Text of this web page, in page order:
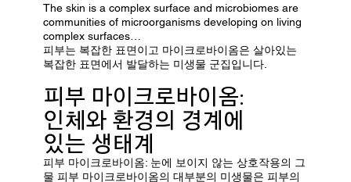
The skin is a complex surface and microbiomes are
communities of microorganisms developing on living
complex surfaces…
피부는 복잡한 표면이고 마이크로바이옴은 살아있는
복잡한 표면에서 발달하는 미생물 군집입니다.
피부 마이크로바이옴:
인체와 환경의 경계에
있는 생태계
피부 마이크로바이옴: 눈에 보이지 않는 상호작용의 그
물 피부 마이크로바이옴의 대부분의 미생물은 피부의